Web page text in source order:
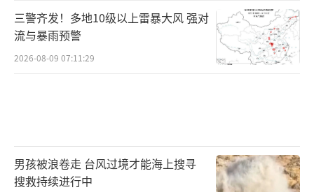
三警齐发！多地10级以上雷暴大风 强对
流与暴雨预警
2026-08-09 07:11:29
男孩被浪卷走 台风过境才能海上搜寻
搜救持续进行中